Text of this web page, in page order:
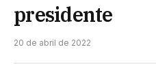
presidente
20 de abril de 2022